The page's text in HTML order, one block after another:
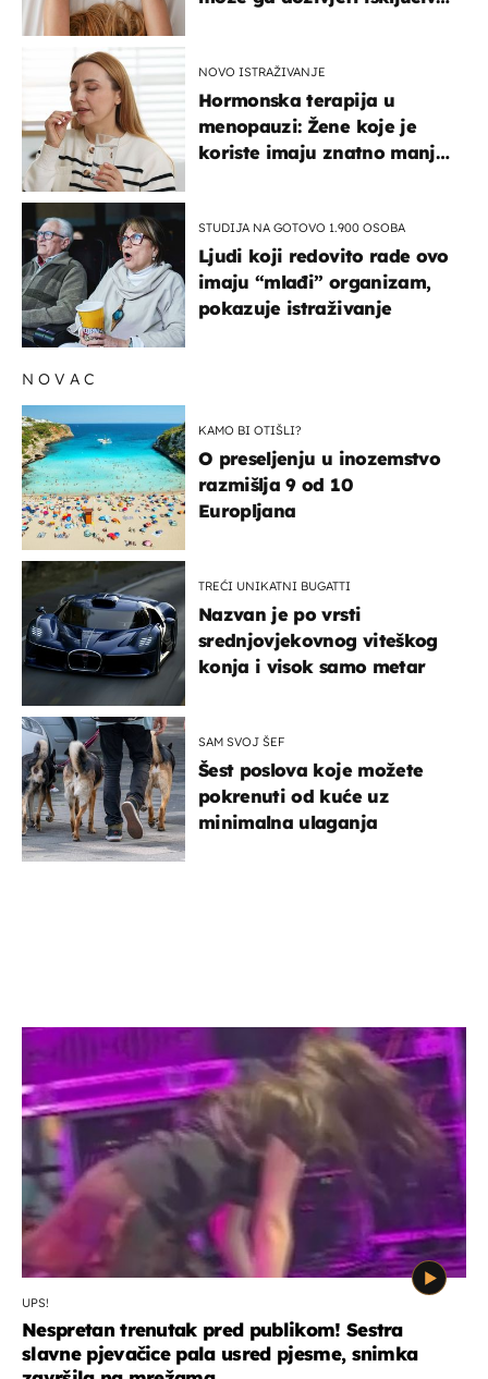
NOVO ISTRAŽIVANJE
Hormonska terapija u
menopauzi: Žene koje je
koriste imaju znatno manji
STUDIJA NA GOTOVO 1.900 OSOBA
Ljudi koji redovito rade ovo
imaju “mlađi” organizam,
pokazuje istraživanje
NOVAC
KAMO BI OTIŠLI?
O preseljenju u inozemstvo
razmišlja 9 od 10
Europljana
TREĆI UNIKATNI BUGATTI
Nazvan je po vrsti
srednjovjekovnog viteškog
konja i visok samo metar
SAM SVOJ ŠEF
Šest poslova koje možete
pokrenuti od kuće uz
minimalna ulaganja
UPS!
Nespretan trenutak pred publikom! Sestra
slavne pjevačice pala usred pjesme, snimka